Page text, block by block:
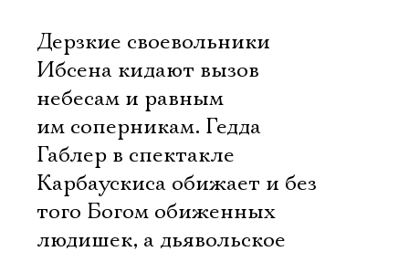
Дерзкие своевольники
Ибсена кидают вызов
небесам и равным
им соперникам. Гедда
Габлер в спектакле
Карбаускиса обижает и без
того Богом обиженных
людишек, а дьявольское